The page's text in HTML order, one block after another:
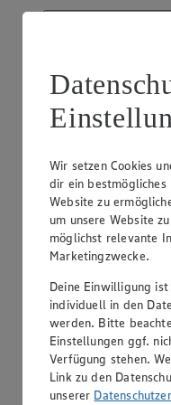
EDEKA Fiebig
Hasenheide 107-108,
Anzeigen
Hasenheide
Route
Geschlossen
Öffnungszeiten
Beratung &
Beratung &
Wir setzen Cookies
dir ein bestmögliches
Website zu
um unsere Website
möglichst relevante
Marketingzwecke.
Deine Einwilligung
individuell in den
werden. Bitte
Einstellungen ggf.
Verfügung stehen.
Link zu den
unserer